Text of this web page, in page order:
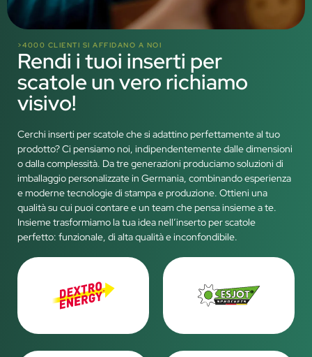
>4000 CLIENTI SI AFFIDANO A NOI
Rendi i tuoi inserti per
scatole un vero richiamo
visivo!
Cerchi inserti per scatole che si adattino perfettamente al tuo
prodotto? Ci pensiamo noi, indipendentemente dalle dimensioni
o dalla complessità. Da tre generazioni produciamo soluzioni di
imballaggio personalizzate in Germania, combinando esperienza
e moderne tecnologie di stampa e produzione. Ottieni una
qualità su cui puoi contare e un team che pensa insieme a te.
Insieme trasformiamo la tua idea nell’inserto per scatole
perfetto: funzionale, di alta qualità e inconfondibile.